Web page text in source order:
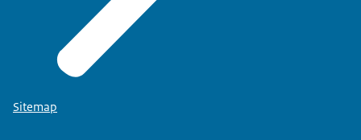
Sitemap